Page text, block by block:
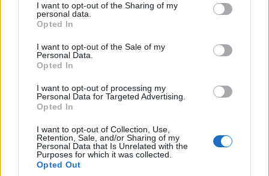
I want to opt-out of the Sharing of my
personal data.
Opted In
I want to opt-out of the Sale of my
Personal Data.
Opted In
I want to opt-out of processing my
Personal Data for Targeted Advertising.
Opted In
I want to opt-out of Collection, Use,
Retention, Sale, and/or Sharing of my
Personal Data that Is Unrelated with the
Purposes for which it was collected.
Opted Out
ανησυχούσε για το πόσο μεγάλη θα ήταν η ανάγκη
για περισσότερα υλικά για την παραγωγή
μπαταρίας θα γινόταν. Άρχισε λοιπόν να σκέφτεται
τρόπους για να μειώσει το κόστος των μπαταριών
και να βοηθήσει επίσης στη μείωση των εκπομπών
διοξειδίου του άνθρακα που σχετίζονται με την
κατασκευή τους. Ο Straubel ίδρυσε την Redwood
ενώ εξακολουθούσε να εργάζεται στην Tesla,
αποχώρησε το 2019. Ήθελε, όπως λέει ο ίδιος, να